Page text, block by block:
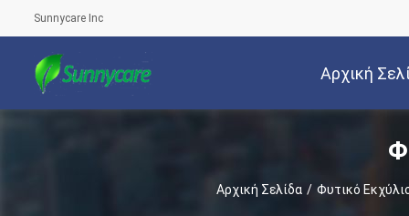
Sunnycare Inc
Αρχική
Αρχική Σελίδα / Φυτικό